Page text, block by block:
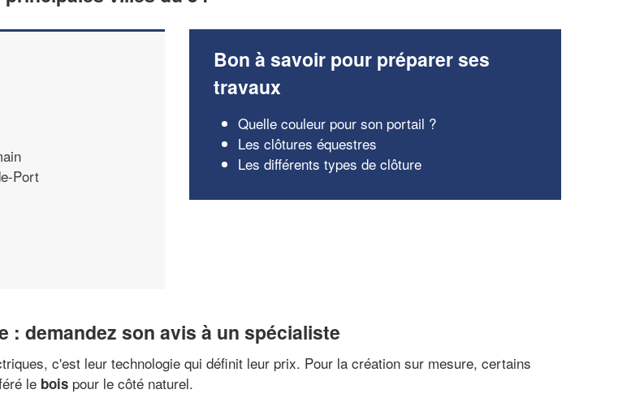
Port
Bon à savoir pour préparer ses
travaux
Quelle couleur pour son portail ?
Les clôtures équestres
Les différents types de clôture
: demandez son avis à un spécialiste
c'est leur technologie qui définit leur prix. Pour la création sur mesure, certains
le bois pour le côté naturel.